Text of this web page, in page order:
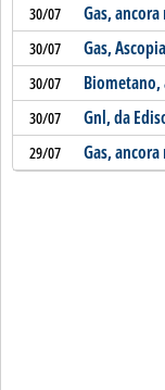
30/07 Gas,
30/07 Gas,
30/07
30/07 Gnl, da
29/07 Gas,